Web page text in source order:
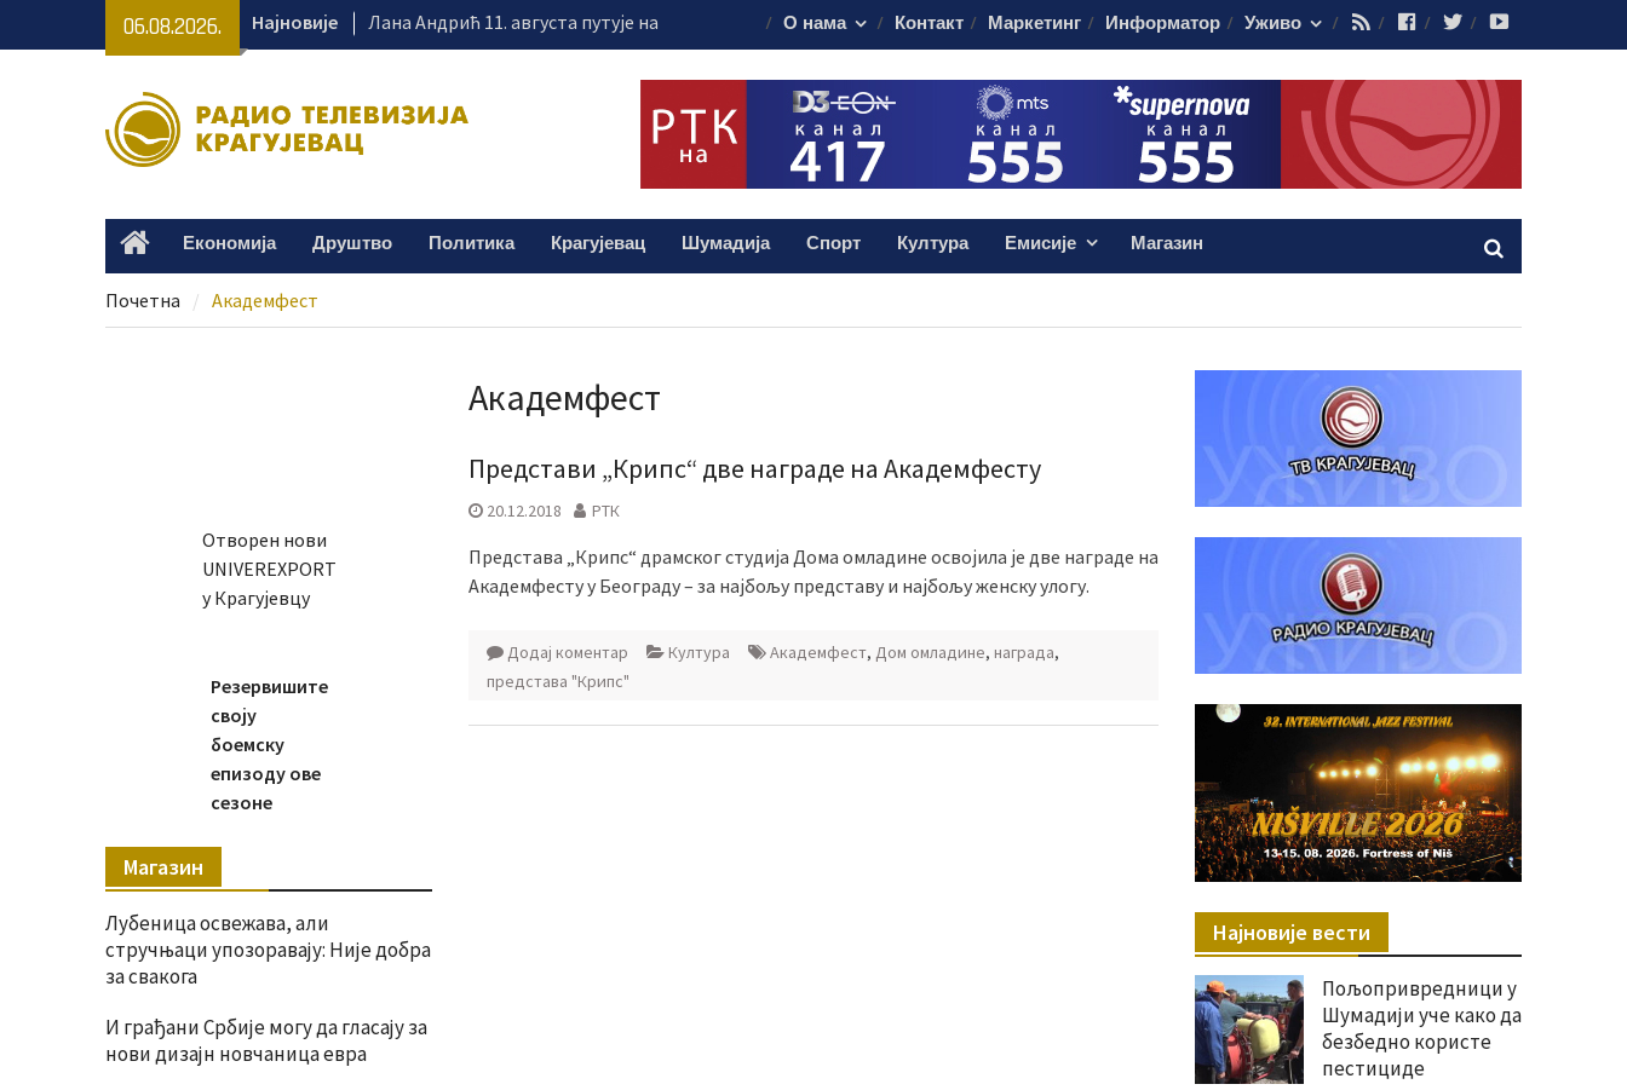
06.08.2026. Најновије
Лана Андрић 11. августа путује на
лечење – потребно 45.000 евра
Пријатељство које је обележило
историју – изложба о доктору Кости
„Цртамо да чесме заживе“ – најмлађи
подсетили на значај јавних чесама
Пољопривредници у Шумадији уче
како да безбедно користе пестициде
О нама Контакт Маркетинг Информатор Уживо RSS FacebookTwitter
HomeЕкономија Друштво Политика Крагујевац Шумадија Спорт Култура Емисије Магазин
Почетна Академфест
Академфест
Представи „Крипс“ две награде на Академфесту
20.12.2018 РТК
Представа „Крипс“ драмског студија Дома омладине освојила је две награде на
Академфесту у Београду – за најбољу представу и најбољу женску улогу.
Додај коментар Култура Академфест, Дом омладине, награда,
представа "Крипс"
Најновије вести
Пољопривредници у
Шумадији уче како да
безбедно користе
пестициде
Отворен нови
UNIVEREXPORT
у Крагујевцу
Резервишите
своју
боемску
епизоду ове
сезоне
Магазин
Лубеница освежава, али
стручњаци упозоравају: Није добра
за свакога
И грађани Србије могу да гласају за
нови дизајн новчаница евра